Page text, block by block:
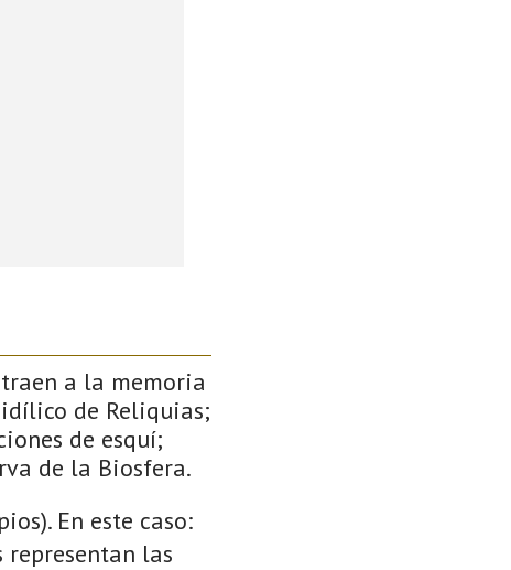
a la memoria
de Reliquias;
de esquí;
de la Biosfera.
En este caso:
representan las